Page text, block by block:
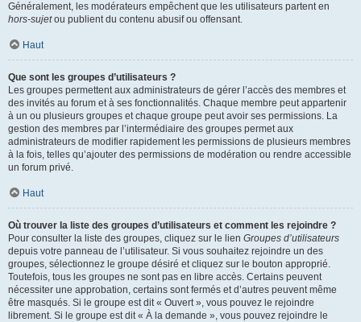
Généralement, les modérateurs empêchent que les utilisateurs partent en
hors-sujetou publient du contenu abusif ou offensant.
Haut
Que sont les groupes d’utilisateurs ?
Les groupes permettent aux administrateurs de gérer l’accès des membres et
des invités au forum et à ses fonctionnalités. Chaque membre peut appartenir
à un ou plusieurs groupes et chaque groupe peut avoir ses permissions. La
gestion des membres par l’intermédiaire des groupes permet aux
administrateurs de modifier rapidement les permissions de plusieurs membres
à la fois, telles qu’ajouter des permissions de modération ou rendre accessible
un forum privé.
Haut
Où trouver la liste des groupes d’utilisateurs et comment les rejoindre ?
Pour consulter la liste des groupes, cliquez sur le lien Groupes d’utilisateurs
depuis votre panneau de l’utilisateur. Si vous souhaitez rejoindre un des
groupes, sélectionnez le groupe désiré et cliquez sur le bouton approprié.
Toutefois, tous les groupes ne sont pas en libre accès. Certains peuvent
nécessiter une approbation, certains sont fermés et d’autres peuvent même
être masqués. Si le groupe est dit « Ouvert », vous pouvez le rejoindre
librement. Si le groupe est dit « À la demande », vous pouvez rejoindre le